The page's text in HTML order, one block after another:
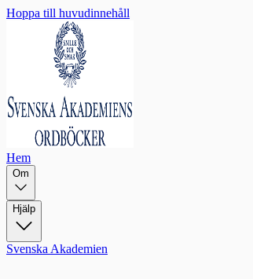
Hoppa till huvudinnehåll
Hem
Om
Hjälp
Svenska Akademien